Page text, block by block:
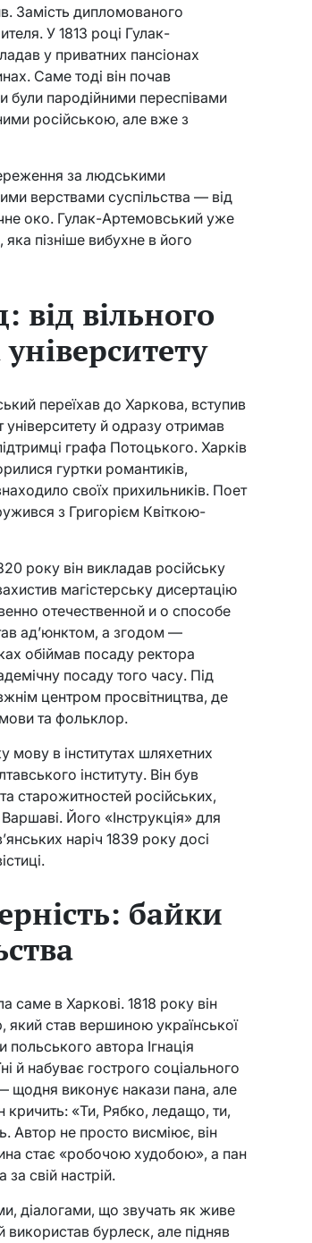
Замість дипломованого
У 1813 році Гулак-
у приватних пансіонах
Саме тоді він почав
були пародійними переспівами
російською, але вже з
за людськими
верствами суспільства — від
око. Гулак-Артемовський уже
яка пізніше вибухне в його
від вільного
переїхав до Харкова, вступив
й одразу отримав
графа Потоцького. Харків
гуртки романтиків,
своїх прихильників. Поет
з Григорієм Квіткою-
року він викладав російську
магістерську дисертацію
отечественной и о способе
ад’юнктом, а згодом —
обіймав посаду ректора
посаду того часу. Під
центром просвітництва, де
та фольклор.
в інститутах шляхетних
інституту. Він був
старожитностей російських,
Його «Інструкція» для
наріч 1839 року досі
байки
саме в Харкові. 1818 року він
який став вершиною української
автора Ігнація
й набуває гострого соціального
щодня виконує накази пана, але
«Ти, Рябко, ледащо, ти,
Автор не просто висміює, він
стає «робочою худобою», а пан
свій настрій.
діалогами, що звучать як живе
бурлеск, але підняв